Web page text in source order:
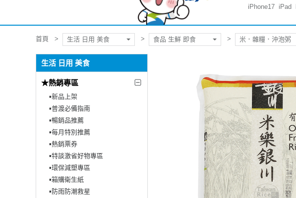
iPhone17 iPad
首頁 生活 日用 美食 食品 生鮮 即食 米．雜糧．沖泡粥
生活 日用 美食
★熱銷專區
▪︎新品上架
▪︎普渡必備指南
▪︎暢銷品推薦
▪︎每月特別推薦
▪︎熱銷票券
▪︎特談激省好物專區
▪︎環保減塑專區
▪︎箱購衛生紙
▪︎防雨防潮救星